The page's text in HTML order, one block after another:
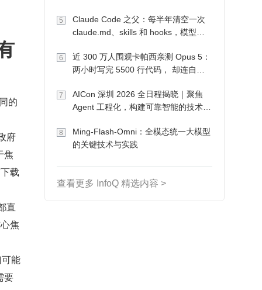
的
府
焦
载
直
焦
能
要
5
Claude Code 之父：每半年清空一次
claude.md、skills 和 hooks，模型自
6
近 300 万人围观卡帕西亲测 Opus 5：
两小时写完 5500 行代码， 却连自己
7
AICon 深圳 2026 全日程揭晓｜聚焦
Agent 工程化，构建可靠智能的技术路
8
Ming-Flash-Omni：全模态统一大模型
的关键技术与实践
查看更多 InfoQ 精选内容 >